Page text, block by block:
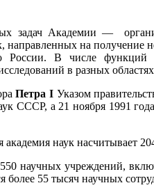
задач Академии —
на получение
России. В числе
в разных
Петра IУказом
а 21 ноября 1991
наук насчитывает
научных учреждений,
более 55 тысяч научных